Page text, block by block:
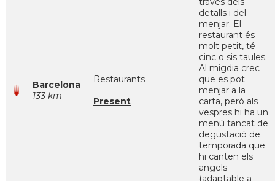
Barcelona
133 km
Restaurants
Present
detalls i del
menjar. El
restaurant és
molt petit, té
cinc o sis taules.
Al migdia crec
que es pot
menjar a la
carta, però als
vespres hi ha un
menú tancat de
degustació de
temporada que
hi canten els
angels
(adaptable a